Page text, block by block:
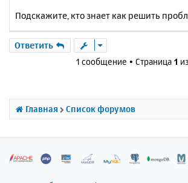
Подскажите, кто знает как решить
Ответить
1 сообщение • Страница 1 из
Главная Список форумов